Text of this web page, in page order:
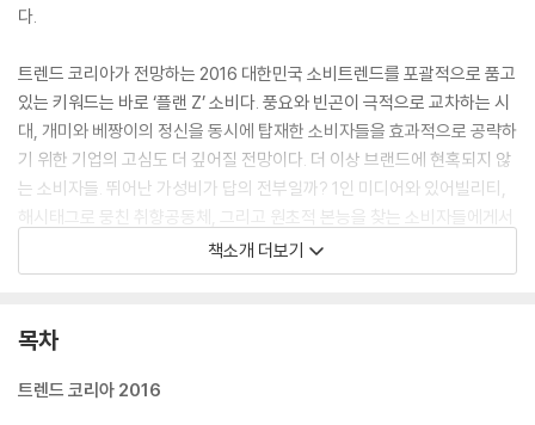
다.
트렌드 코리아가 전망하는 2016 대한민국 소비트렌드를 포괄적으로 품고
있는 키워드는 바로 ‘플랜 Z’ 소비다. 풍요와 빈곤이 극적으로 교차하는 시
대, 개미와 베짱이의 정신을 동시에 탑재한 소비자들을 효과적으로 공략하
기 위한 기업의 고심도 더 깊어질 전망이다. 더 이상 브랜드에 현혹되지 않
는 소비자들. 뛰어난 가성비가 답의 전부일까? 1인 미디어와 있어빌리티,
해시태그로 뭉친 취향공동체, 그리고 원초적 본능을 찾는 소비자들에게서
그 답을 찾을 수 있을 것이다.
플랜 Z 소비, 미래형 자급자족, 있어빌리티, 해시태그, 아키텍-키즈, 램프
가면을 쓴 착한소비, 미래형 자급자족, B급의 반란, 1인 미디어
책소개 더보기
목차
트렌드 코리아 2016